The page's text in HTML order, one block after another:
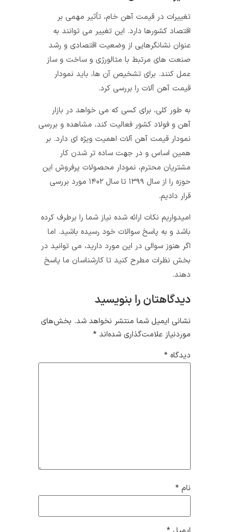
تغییرات در قیمت آهن خام، تأثیر مهمی بر
اقتصاد کشورها دارد. این تغییر می ‌توانند به
عنوان نشانگرهایی از وضعیت اقتصادی و رشد
صنعت‌ های مرتبط با متالورژی و ساخت و ساز
عمل کنند. برای تشخیص آن ها، باید نمودار
قیمت آهن آلات را بررسی کرد.
به طور کلی، برای کسی که می خواهد در بازار
آهن و فولاد کشور فعالیت کند، مشاهده و بررسی
نمودار قیمت آهن آلات اهمیت ویژه ای دارد. بر
همین اساس و در جهت ساده تر شدن کار
مشتریان محترم، نمودار محصولات پرفروش این
حوزه را از سال ۱۳۹۹ تا سال ۱۴۰۲ مورد بررسی
امیدواریم نکات ارائه شده نیاز شما را برطرف کرده
باشد و به پاسخ سوالات خود رسیده باشید. اما
اگر هنوز سوالی در این مورد دارید، می توانید در
بخش نظرات مطرح کنید تا کارشناسان ما پاسخ
دیدگاهتان را بنویسید
نشانی ایمیل شما منتشر نخواهد شد. بخش‌های
موردنیاز علامت‌گذاری شده‌اند*